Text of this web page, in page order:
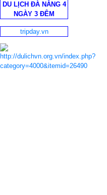
DU LỊCH ĐÀ NẴNG 4
NGÀY 3 ĐÊM
tripday.vn